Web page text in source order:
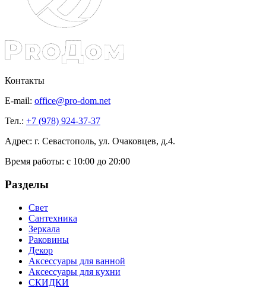
Контакты
E-mail: office@pro-dom.net
Тел.: +7 (978) 924-37-37
Адрес: г. Севастополь, ул. Очаковцев, д.4.
Время работы: с 10:00 до 20:00
Разделы
Свет
Сантехника
Зеркала
Раковины
Декор
Аксессуары для ванной
Аксессуары для кухни
СКИДКИ